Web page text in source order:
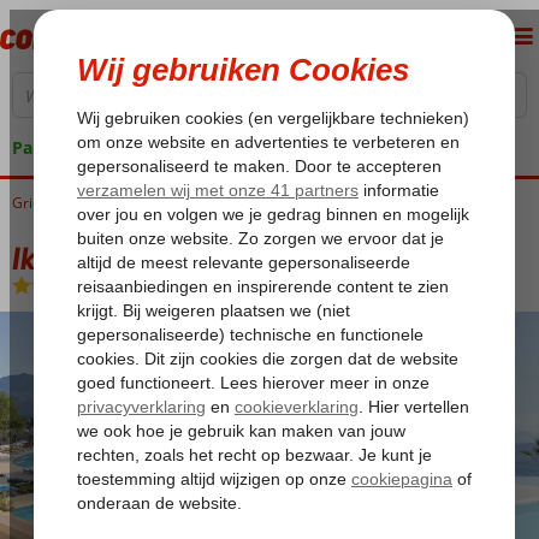
Pakketgarantie
Home
Griekenland Corfu Dassia Ikos Dassia
Ikos Dassia
All Inclusive-Hotel